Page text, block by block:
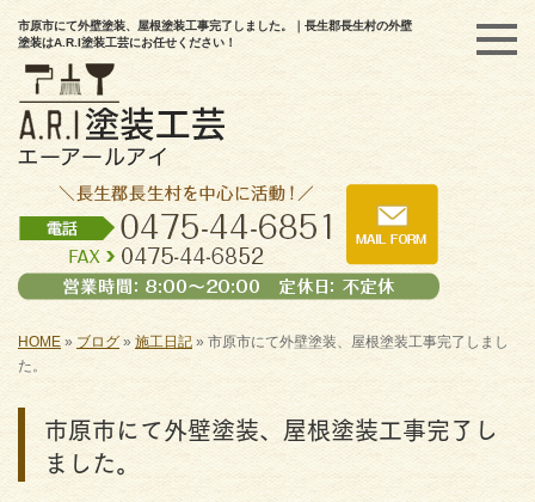
市原市にて外壁塗装、屋根塗装工事完了しました。｜長生郡長生村の外壁
塗装はA.R.I塗装工芸にお任せください！
HOME » ブログ» 施工日記 » 市原市にて外壁塗装、屋根塗装工事完了しまし
た。
市原市にて外壁塗装、屋根塗装工事完了し
ました。